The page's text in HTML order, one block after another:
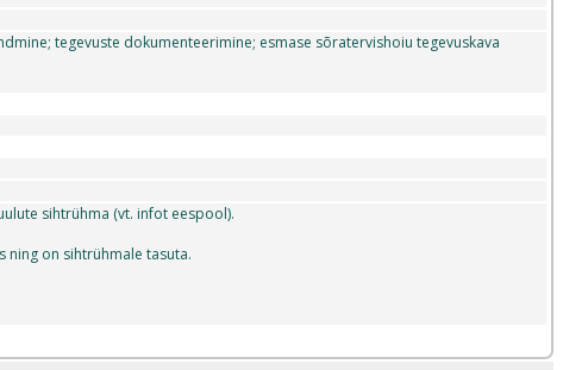
tegevuste dokumenteerimine; esmase sõratervishoiu tegevuskava
sihtrühma (vt. infot eespool).
on sihtrühmale tasuta.